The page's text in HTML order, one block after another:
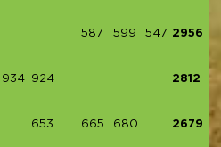
587 599 547 2956
934 924 2812
653 665 680 2679